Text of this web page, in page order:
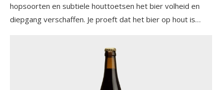
hopsoorten en subtiele houttoetsen het bier volheid en
diepgang verschaffen. Je proeft dat het bier op hout is